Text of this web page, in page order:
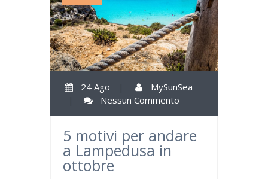
24 Ago
MySunSea
Nessun Commento
5 motivi per andare
a Lampedusa in
ottobre